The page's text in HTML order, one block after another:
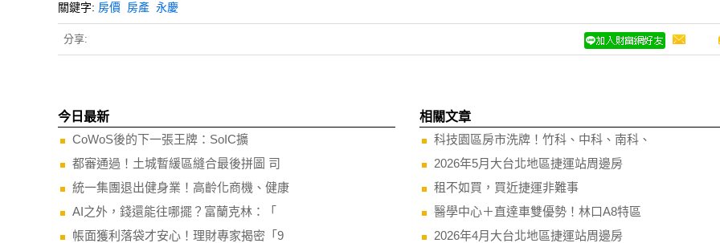
關鍵字: 房價 房產 永慶
分享:
今日最新
CoWoS後的下一張王牌：SoIC擴
都審通過！土城暫緩區縫合最後拼圖 司
統一集團退出健身業！高齡化商機、健康
AI之外，錢還能往哪擺？富蘭克林：「
帳面獲利落袋才安心！理財專家揭密「9
相關文章
科技園區房市洗牌！竹科、中科、南科、
2026年5月大台北地區捷運站周邊房
租不如買，買近捷運非難事
醫學中心＋直達車雙優勢！林口A8特區
2026年4月大台北地區捷運站周邊房